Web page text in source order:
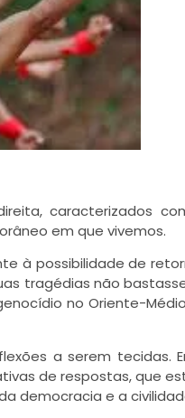
caracterizados
em que vivemos.
à possibilidade de
tragédias não
no Oriente-
a serem tecidas.
de respostas, que
democracia e a